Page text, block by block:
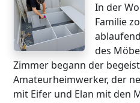
In der
Familie
des
Zimmer begann der
Amateurheimwerker, der
mit Eifer und Elan mit den